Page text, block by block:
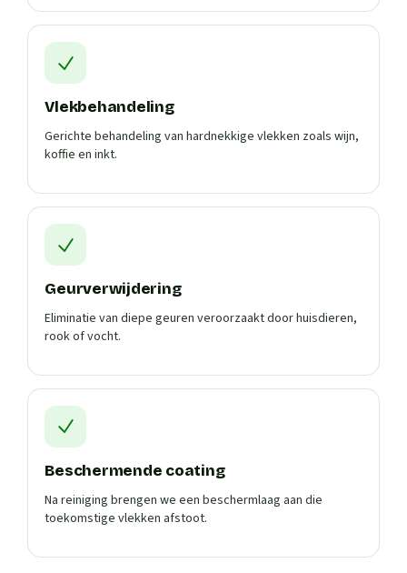
Vlekbehandeling
Gerichte behandeling van hardnekkige vlekken zoals wijn,
koffie en inkt.
Geurverwijdering
Eliminatie van diepe geuren veroorzaakt door huisdieren,
rook of vocht.
Beschermende coating
Na reiniging brengen we een beschermlaag aan die
toekomstige vlekken afstoot.